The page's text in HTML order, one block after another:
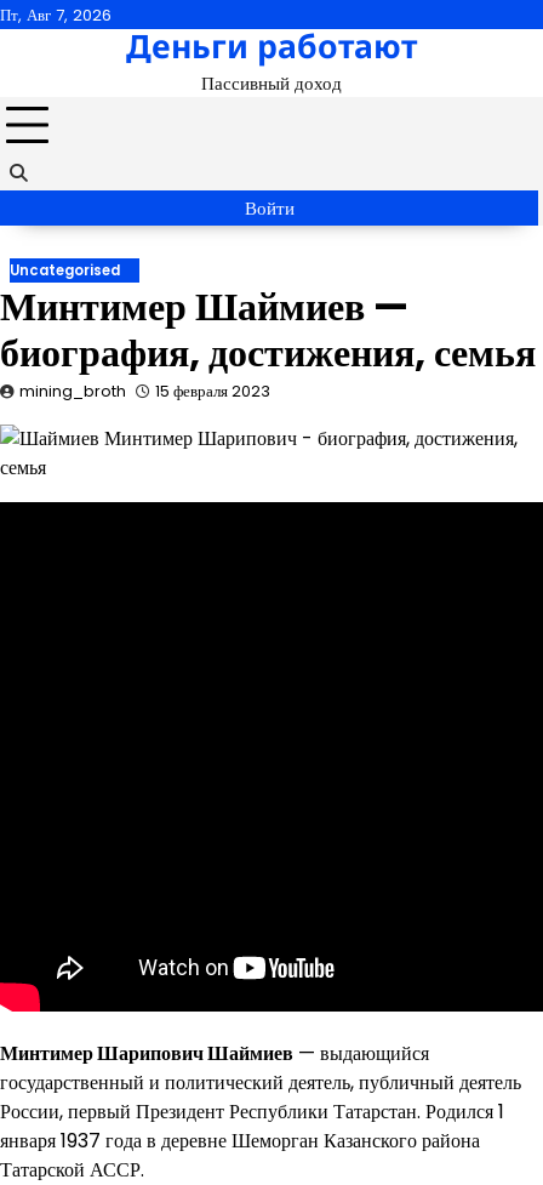
Перейти
Пт, Авг 7, 2026
Деньги работают
Пассивный доход
Войти
Uncategorised
Минтимер Шаймиев —
биография, достижения, семья
mining_broth 15 февраля 2023
Минтимер Шарипович Шаймиев — выдающийся
государственный и политический деятель, публичный деятель
России, первый Президент Республики Татарстан. Родился 1
января 1937 года в деревне Шеморган Казанского района
Татарской АССР.